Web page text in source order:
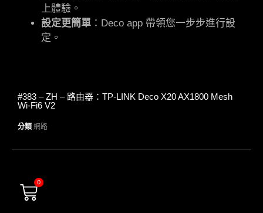
上體驗。
設定更簡單 ：Deco app 帶領您一步步進行設
定。
#383 – ZH – 路由器：TP-LINK Deco X20 AX1800 Mesh
Wi-Fi6 V2
分類 網路
0